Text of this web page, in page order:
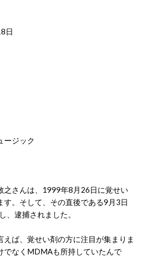
日
ージック
之さんは、1999年8月26日に覚せい
す。そして、その直後である9月3日
、逮捕されました。
えば、覚せい剤の方に注目が集まりま
でなくMDMAも所持していたんで